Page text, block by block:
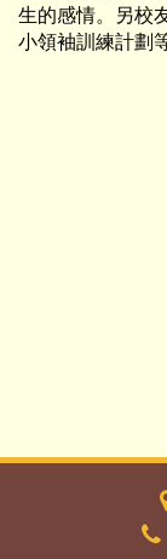
生的感情。另校
小領袖訓練計劃